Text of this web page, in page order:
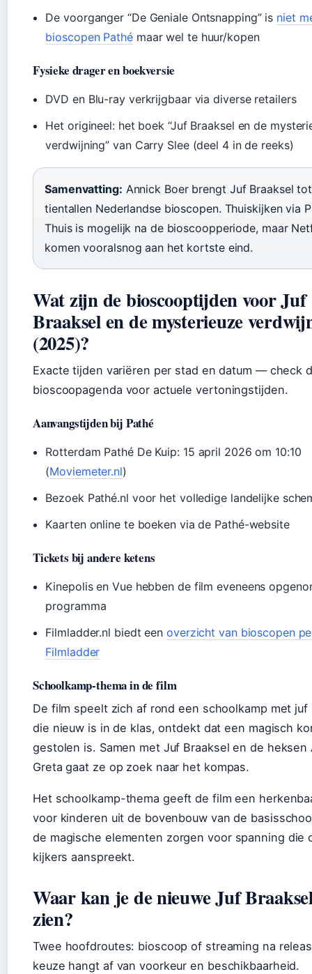
De voorganger “De Geniale Ontsnapping” is niet
bioscopen Pathémaar wel te huur/kopen
Fysieke drager en boekversie
DVD en Blu-ray verkrijgbaar via diverse retailers
Het origineel: het boek “Juf Braaksel en de
verdwijning” van Carry Slee (deel 4 in de reeks)
Samenvatting: Annick Boer brengt Juf Braaksel
tientallen Nederlandse bioscopen. Thuiskijken via
Thuis is mogelijk na de bioscoopperiode, maar
komen vooralsnog aan het kortste eind.
Wat zijn de bioscooptijden voor Juf
Braaksel en de mysterieuze
(2025)?
Exacte tijden variëren per stad en datum — check
bioscoopagenda voor actuele vertoningstijden.
Aanvangstijden bij Pathé
Rotterdam Pathé De Kuip: 15 april 2026 om 10:10
(Moviemeter.nl)
Bezoek Pathé.nl voor het volledige landelijke
Kaarten online te boeken via de Pathé-website
Tickets bij andere ketens
Kinepolis en Vue hebben de film eveneens
programma
Filmladder.nl biedt een overzicht van bioscopen
Filmladder
Schoolkamp-thema in de film
De film speelt zich af rond een schoolkamp met juf
die nieuw is in de klas, ontdekt dat een magisch
gestolen is. Samen met Juf Braaksel en de heksen
Greta gaat ze op zoek naar het kompas.
Het schoolkamp-thema geeft de film een
voor kinderen uit de bovenbouw van de
de magische elementen zorgen voor spanning die
kijkers aanspreekt.
Waar kan je de nieuwe Juf
zien?
Twee hoofdroutes: bioscoop of streaming na
keuze hangt af van voorkeur en beschikbaarheid.